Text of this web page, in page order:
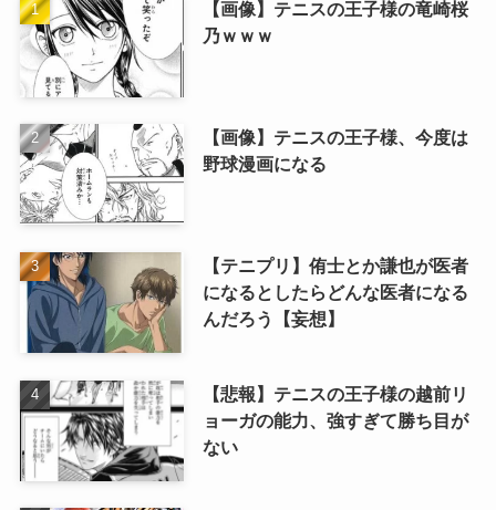
【画像】テニスの王子様の竜崎桜
乃ｗｗｗ
【画像】テニスの王子様、今度は
野球漫画になる
【テニプリ】侑士とか謙也が医者
になるとしたらどんな医者になる
んだろう【妄想】
【悲報】テニスの王子様の越前リ
ョーガの能力、強すぎて勝ち目が
ない